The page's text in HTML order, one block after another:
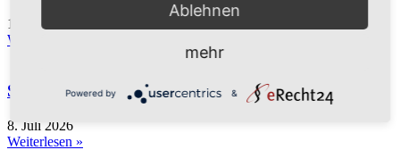
13. Juli 2026
Weiterlesen »
Spam ON/OFF
8. Juli 2026
Weiterlesen »
Ablehnen
mehr
Powered by &